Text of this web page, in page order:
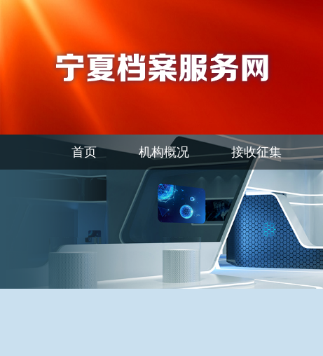
首页 机构概况 接收征集